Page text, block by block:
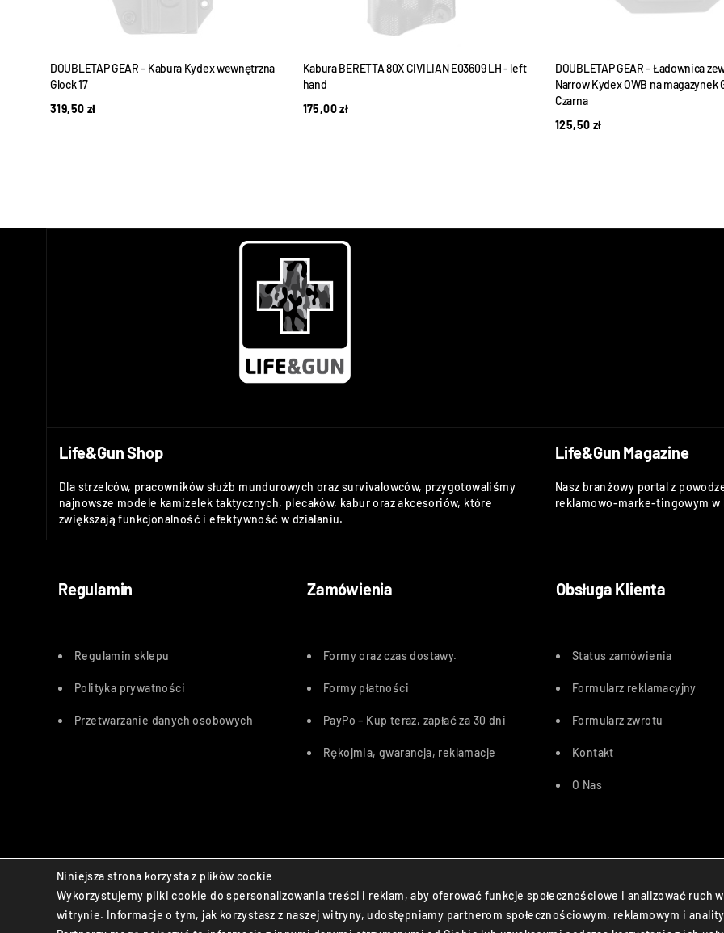
DOUBLETAP GEAR - Kabura Kydex wewnętrzna
Glock 17
319,50 zł
Kabura BERETTA 80X CIVILIAN E03609 LH - left
hand
175,00zł
DOUBLETAP GEAR - Ładownica
Narrow Kydex OWB na magazynek
Czarna
125,50 zł
Life&Gun Shop
Dla strzelców, pracowników służb mundurowych oraz survivalowców, przygotowaliśmy
najnowsze modele kamizelek taktycznych, plecaków, kabur oraz akcesoriów, które
zwiększają funkcjonalność i efektywność w działaniu.
Life&Gun Magazine
Nasz branżowy portal z
reklamowo-marke-tingowym
Regulamin Zamówienia Obsługa Klienta
Regulamin sklepu
Polityka prywatności
Przetwarzanie danych osobowych
Formy oraz czas dostawy.
Formy płatności
PayPo – Kup teraz, zapłać za 30 dni
Rękojmia, gwarancja, reklamacje
Status zamówienia
Formularz reklamacyjny
Formularz zwrotu
Kontakt
O Nas
Bezpieczne płatności:
© Life Aid sp. z o.o. All Rights Reserved.
Niniejsza strona korzysta z plików cookie
Wykorzystujemy pliki cookie do spersonalizowania treści i reklam, aby oferować funkcje społecznościowe i analizować ruch
witrynie. Informacje o tym, jak korzystasz z naszej witryny, udostępniamy partnerom społecznościowym, reklamowym i